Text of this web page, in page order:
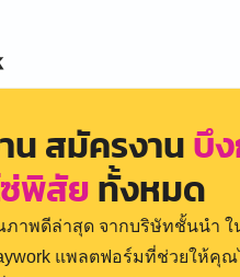
น สมัครงานบึ
พิสัยทั้งหมด
าพดีล่าสุด จากบริษัทชั้นนำ ใ
แพลตฟอร์มที่ช่วยให้คุณ